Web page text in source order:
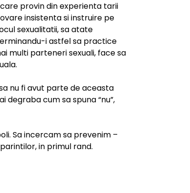
provin din experienta tarii
insistenta si instruire pe
sexualitatii, sa atate
i astfel sa practice
multi parteneri sexuali, face sa
nu fi avut parte de aceasta
cum sa spuna “nu”,
Sa incercam sa prevenim –
in primul rand.